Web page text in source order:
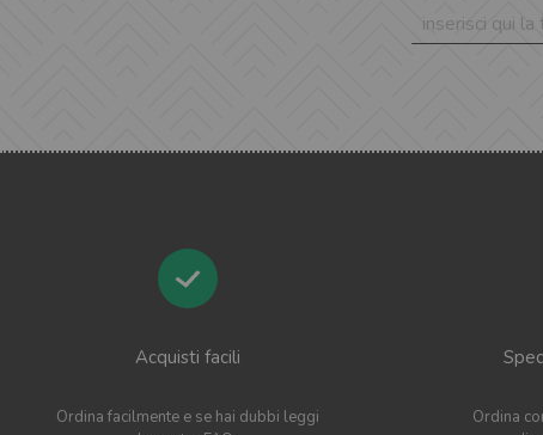
Acquisti facili
Ordina facilmente e se hai dubbi leggi
Ordina